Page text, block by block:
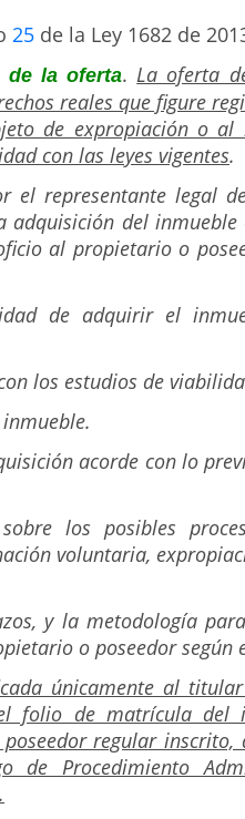
25 de la Ley 1682 de
de la oferta.La oferta
reales que figure
de expropiación o al
con las leyes vigentes.
el representante legal
adquisición del inmueble
al propietario o
de adquirir el
los estudios de
acorde con lo
los posibles
voluntaria,
y la metodología
o poseedor según
únicamente al
folio de matrícula del
regular
de Procedimiento